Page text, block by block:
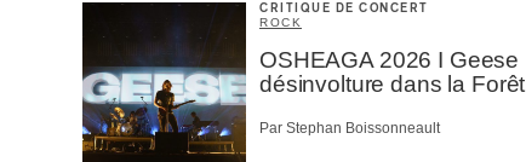
CRITIQUE DE CONCERT
ROCK
OSHEAGA 2026 I Geese
désinvolture dans la Forêt
Par Stephan Boissonneault